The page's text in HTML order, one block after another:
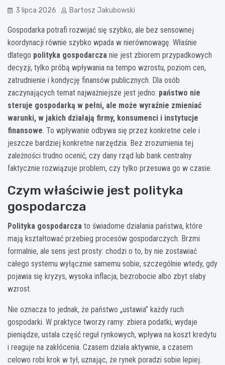
3 lipca 2026 Bartosz Jakubowski
Gospodarka potrafi rozwijać się szybko, ale bez sensownej
koordynacji równie szybko wpada w nierównowagę. Właśnie
dlatego polityka gospodarcza nie jest zbiorem przypadkowych
decyzji, tylko próbą wpływania na tempo wzrostu, poziom cen,
zatrudnienie i kondycję finansów publicznych. Dla osób
zaczynających temat najważniejsze jest jedno: państwo nie
steruje gospodarką w pełni, ale może wyraźnie zmieniać
warunki, w jakich działają firmy, konsumenci i instytucje
finansowe. To wpływanie odbywa się przez konkretne cele i
jeszcze bardziej konkretne narzędzia. Bez zrozumienia tej
zależności trudno ocenić, czy dany rząd lub bank centralny
faktycznie rozwiązuje problem, czy tylko przesuwa go w czasie.
Czym właściwie jest polityka
gospodarcza
Polityka gospodarcza to świadome działania państwa, które
mają kształtować przebieg procesów gospodarczych. Brzmi
formalnie, ale sens jest prosty: chodzi o to, by nie zostawiać
całego systemu wyłącznie samemu sobie, szczególnie wtedy, gdy
pojawia się kryzys, wysoka inflacja, bezrobocie albo zbyt słaby
wzrost.
Nie oznacza to jednak, że państwo „ustawia” każdy ruch
gospodarki. W praktyce tworzy ramy: zbiera podatki, wydaje
pieniądze, ustala część reguł rynkowych, wpływa na koszt kredytu
i reaguje na zakłócenia. Czasem działa aktywnie, a czasem
celowo robi krok w tył, uznając, że rynek poradzi sobie lepiej.